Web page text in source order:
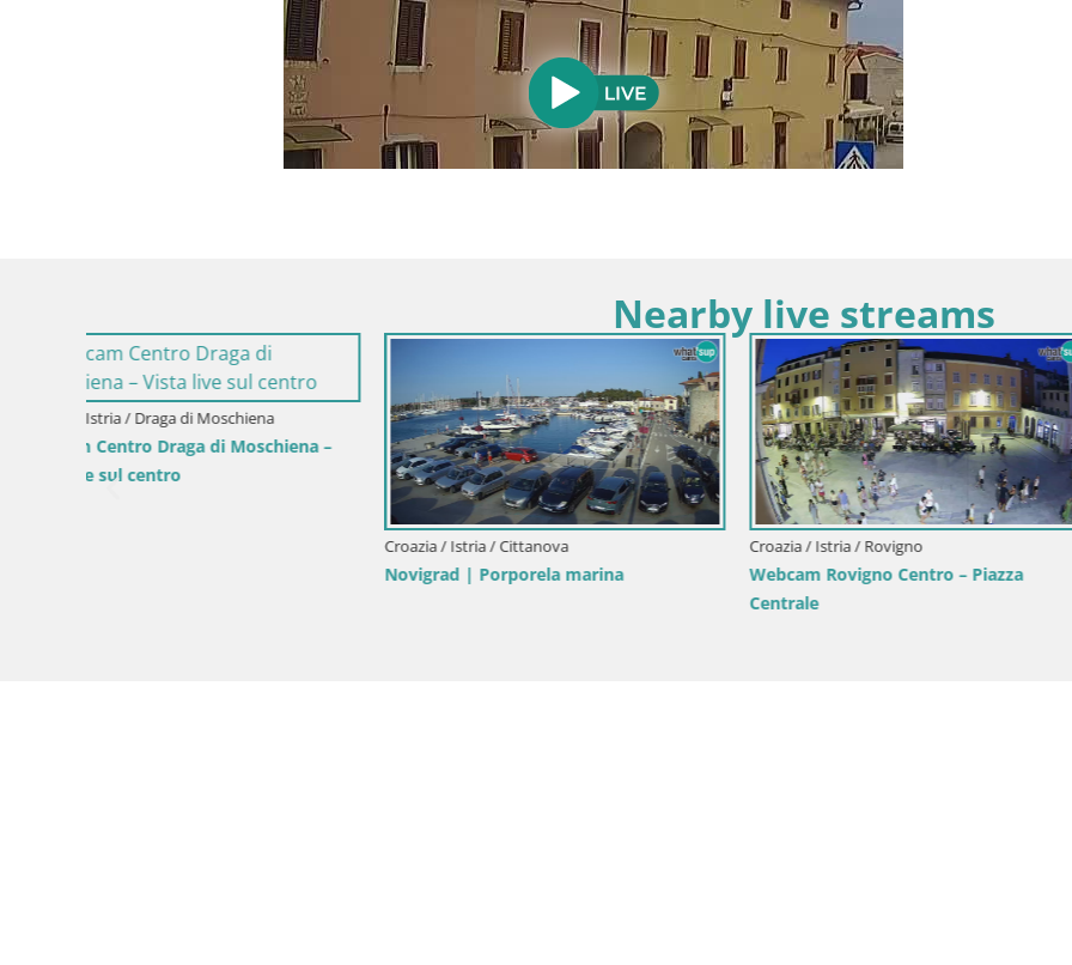
Nearby live streams
Croazia / Istria / Draga di Moschiena
Webcam spiaggia Sv. Ivan | Draga di
Moschiena
Croazia / Istria / Rovigno
Webcam Spiaggia Borik a Rovigno – Istria
Croazia / Istria / Fasana
Webcam Fasana riva e la